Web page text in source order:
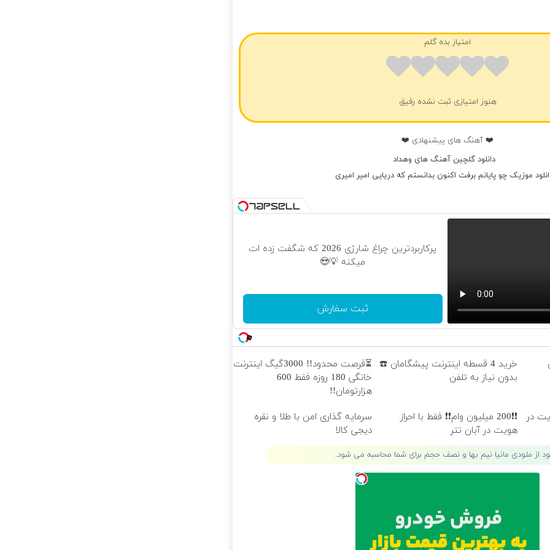
امتیاز بده گلم
هنوز امتیازی ثبت نشده رفیق
❤️ آهنگ های پیشنهادی ❤️
دانلود گلچین آهنگ های وهداد
موزیک چو پایانم برفت اکنون بدانستم که دریایی امیر امیری
پرکاربردترین چراغ شارژی 2026 که شگفت زده ات
میکنه 💡😍
ثبت سفارش
خرید 4 قسطه اینترنت پیشگامان ☎️
بدون نیاز به تلفن
⏳فرصت محدود!! 3000گیگ اینترنت
خانگی 180 روزه فقط 600
هزارتومان!!
در
❗❗200 میلیون وام❗❗ فقط با احراز
هویت در آبان تتر
سرمایه گذاری امن با طلا و نقره
دیجی کالا
از ملودی مانیا نیم بها و نصف حجم برای شما محاسبه می شود.